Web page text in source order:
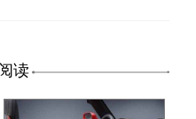
读